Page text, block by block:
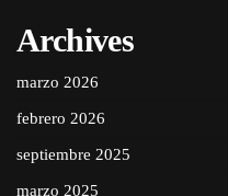
Archives
marzo 2026
febrero 2026
septiembre 2025
marzo 2025